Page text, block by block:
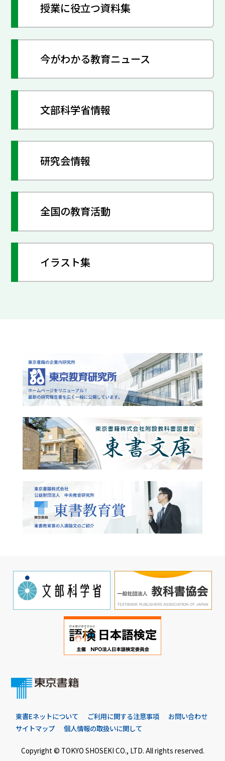
授業に役立つ資料集
今がわかる教育ニュース
文部科学省情報
研究会情報
全国の教育活動
イラスト集
東書Eネットについて ご利用に関する注意事項
お問い合わせ
サイトマップ
個人情報の取扱いに関して
Copyright © TOKYO SHOSEKI CO., LTD. All rights reserved.